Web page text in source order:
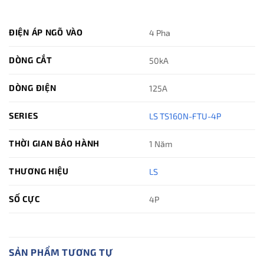
ĐIỆN ÁP NGÕ VÀO 4 Pha
DÒNG CẮT 50kA
DÒNG ĐIỆN 125A
SERIES LS TS160N-FTU-4P
THỜI GIAN BẢO HÀNH 1 Năm
THƯƠNG HIỆU LS
SỐ CỰC 4P
SẢN PHẨM TƯƠNG TỰ